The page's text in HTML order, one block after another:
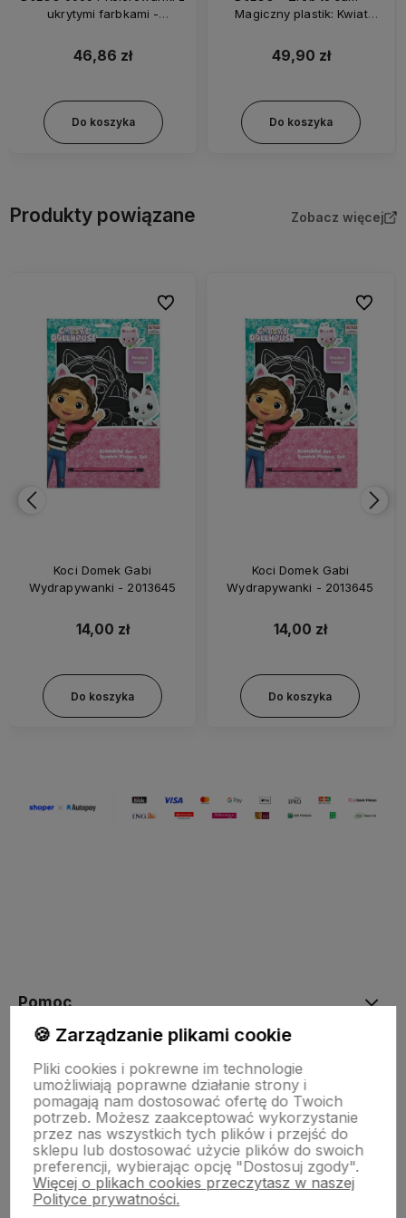
ukrytymi farbkami -
46,86 zł
Do koszyka
Magiczny plastik: Kwiat
49,90 zł
Do koszyka
Produkty powiązane Zobacz więcej
Koci Domek Gabi
Wydrapywanki - 2013645
14,00 zł
Do koszyka
Do ulubionych
Koci Domek Gabi
Wydrapywanki - 2013645
14,00 zł
Do koszyka
Do
Pomoc
Moje konto
Płatności i dostawa
Informacje
🍪 Zarządzanie plikami cookie
Pliki cookies i pokrewne im technologie
umożliwiają poprawne działanie strony i
pomagają nam dostosować ofertę do Twoich
potrzeb. Możesz zaakceptować wykorzystanie
przez nas wszystkich tych plików i przejść do
sklepu lub dostosować użycie plików do swoich
preferencji, wybierając opcję "Dostosuj zgody".
Więcej o plikach cookies przeczytasz w naszej
Polityce prywatności.